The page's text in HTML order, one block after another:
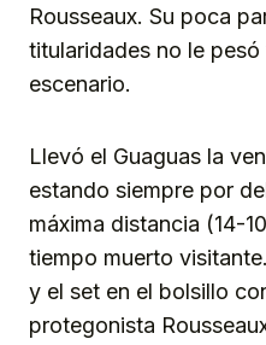
Rousseaux. Su poca
titularidades no le
escenario.
Llevó el Guaguas la
estando siempre por
máxima distancia (14-
tiempo muerto
y el set en el bolsillo
protegonista